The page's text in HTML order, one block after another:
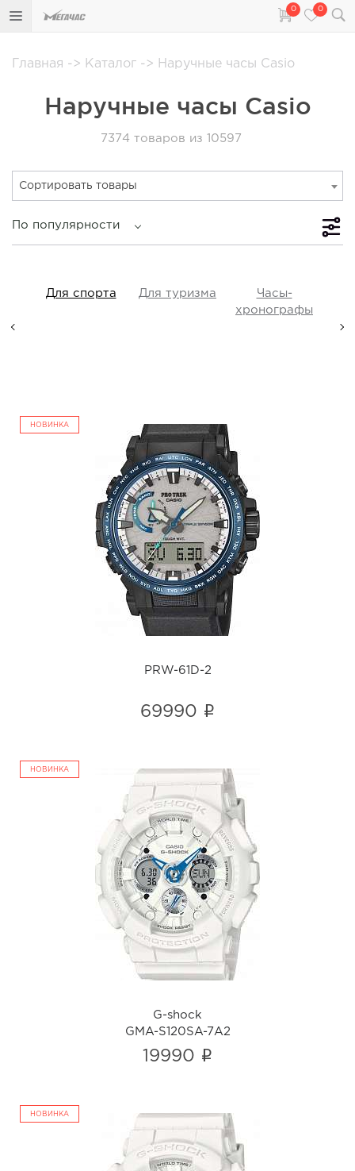
0 0
Главная -> Каталог -> Наручные часы Casio
Наручные часы Casio
7374 товаров из 10597
Сортировать товары
По популярности
Для спорта Для туризма
Часы-
хронографы
НОВИНКА
PRW-61D-2
i
PRW-61D-2
69990 i
НОВИНКА
G-shock
GMA-S120SA-7A2
i
G-shock
GMA-S120SA-7A2
19990 i
НОВИНКА